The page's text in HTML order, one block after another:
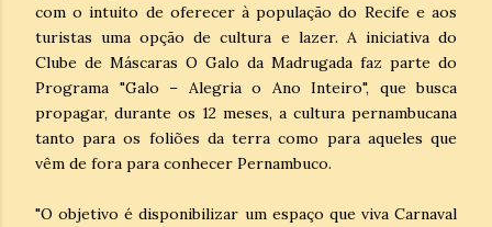
com o intuito de oferecer à população do Recife e aos
turistas uma opção de cultura e lazer. A iniciativa do
Clube de Máscaras O Galo da Madrugada faz parte do
Programa "Galo – Alegria o Ano Inteiro", que busca
propagar, durante os 12 meses, a cultura pernambucana
tanto para os foliões da terra como para aqueles que
vêm de fora para conhecer Pernambuco.
"O objetivo é disponibilizar um espaço que viva Carnaval